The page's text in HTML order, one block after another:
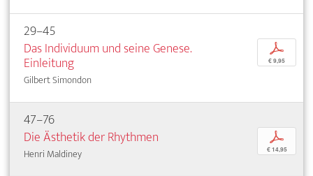
29–45
Das Individuum und seine Genese.
Einleitung
Gilbert Simondon
p
€ 9,95
47–76
Die Ästhetik der Rhythmen
Henri Maldiney
p
€ 14,95